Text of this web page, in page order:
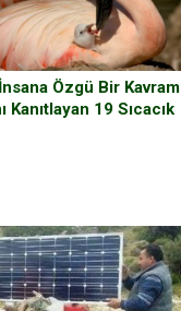
Özgü Bir Kavram
Kanıtlayan 19 Sıcacık